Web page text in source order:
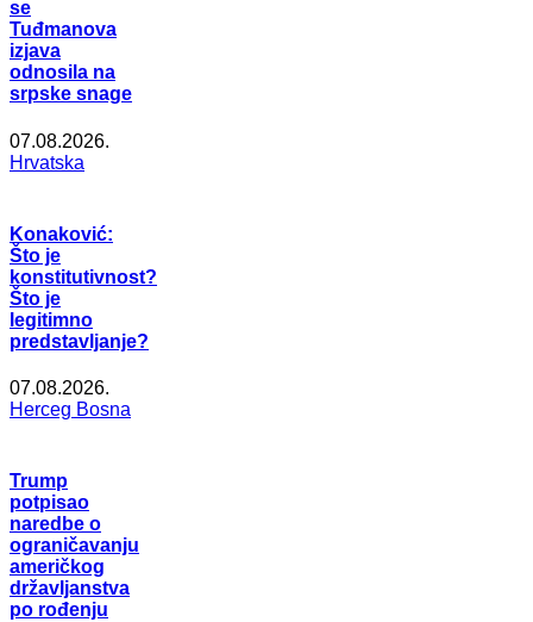
se
Tuđmanova
izjava
odnosila na
srpske snage
07.08.2026.
Hrvatska
Konaković:
Što je
konstitutivnost?
Što je
legitimno
predstavljanje?
07.08.2026.
Herceg Bosna
Trump
potpisao
naredbe o
ograničavanju
američkog
državljanstva
po rođenju